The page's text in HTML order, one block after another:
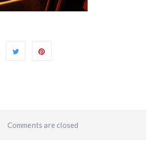
Comments are closed